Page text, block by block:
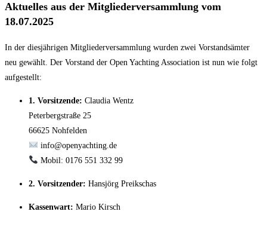
Aktuelles aus der Mitgliederversammlung vom
18.07.2025
In der diesjährigen Mitgliederversammlung wurden zwei Vorstandsämter
neu gewählt. Der Vorstand der Open Yachting Association ist nun wie folgt
aufgestellt:
1. Vorsitzende: Claudia Wentz
Peterbergstraße 25
66625 Nohfelden
info@openyachting.de
Mobil: 0176 551 332 99
2. Vorsitzender: Hansjörg Preikschas
Kassenwart: Mario Kirsch